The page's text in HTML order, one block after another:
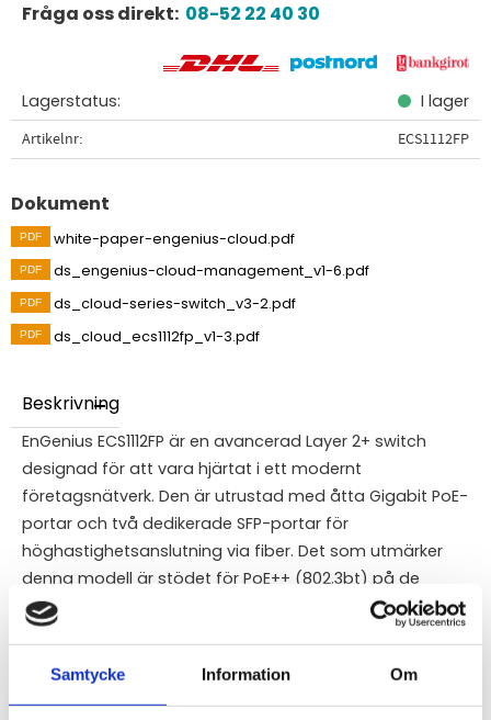
Samtycke Information Om
Fråga oss direkt: 08-52 22 40 30
Lagerstatus I lager
Artikelnr ECS1112FP
Dokument
white-paper-engenius-cloud.pdf
ds_engenius-cloud-management_v1-6.pdf
ds_cloud-series-switch_v3-2.pdf
ds_cloud_ecs1112fp_v1-3.pdf
Beskrivning
EnGenius ECS1112FP är en avancerad Layer 2+ switch
designad för att vara hjärtat i ett modernt
företagsnätverk. Den är utrustad med åtta Gigabit PoE-
portar och två dedikerade SFP-portar för
höghastighetsanslutning via fiber. Det som utmärker
denna modell är stödet för PoE++ (802.3bt) på de
första portarna, vilket gör det möjligt att driva
strömhungriga enheter som avancerade
kameror. Genom EnGenius Cloud får du en kraftfull